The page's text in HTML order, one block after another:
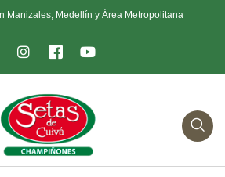
Manizales, Medellín y Área Metropolitana